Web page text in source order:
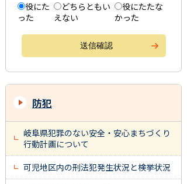
役にた
った
どちらともい
えない
役にたたな
かった
防犯
岐阜県犯罪のない安全・安心まちづくり
行動計画について
可児地区内の刑法犯発生状況と検挙状況